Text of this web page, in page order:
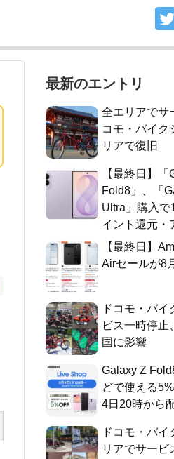
最新のエントリ
全エリアでサ
コモ・バイク
リアで復旧
【最終日】「
Fold8」、「
Ultra」購入で
イント還元・
【最終日】
Airセールが8
ドコモ・バイ
ビス一時停止
国に影響
Galaxy Z
どで使える
4日20時から
ドコモ・バイ
リアでサービ